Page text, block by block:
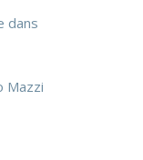
dans
Mazzi